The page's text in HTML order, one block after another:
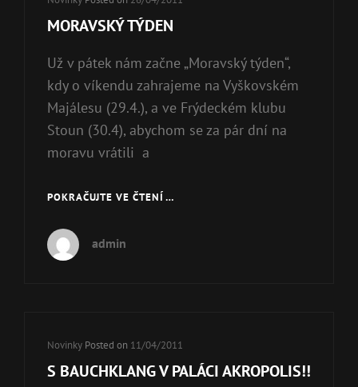
Links
MORAVSKÝ TÝDEN
Už v pátek nám začne „Moravský týden“,
kdy o víkendu zahrajeme na Vyškovském
Majálesu (29.4.), a ve Frýdeckém klubu
Stoun (30.4), abychom se za pár dní na
moravu vrátili a
POKRAČUJTE VE ČTENÍ …
admin
Cat
Links
Novinky Posted on 11/04/2011
S BAUCHKLANG V PALÁCI AKROPOLIS!!